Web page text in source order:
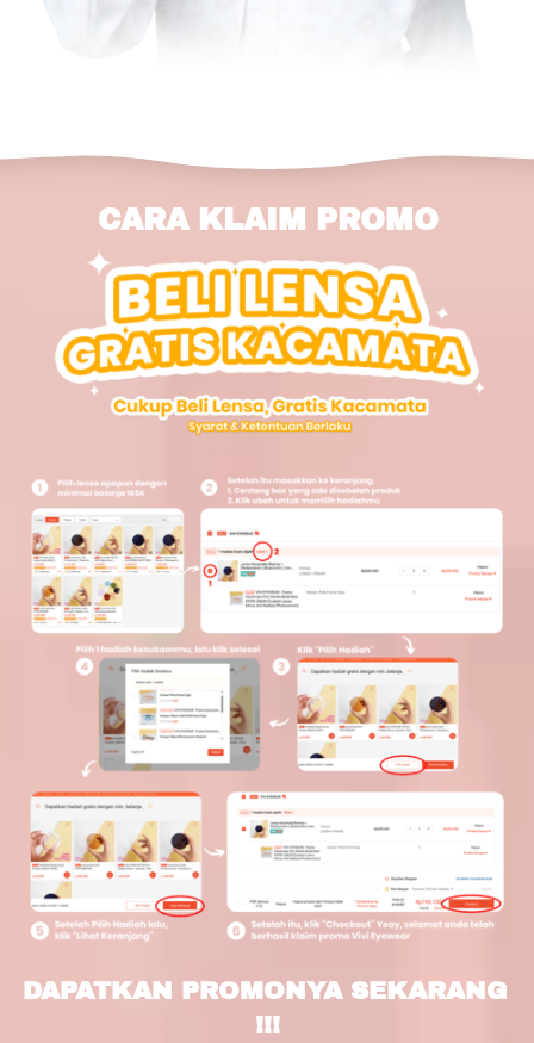
CARA KLAIM PROMO
DAPATKAN PROMONYA SEKARANG
!!!